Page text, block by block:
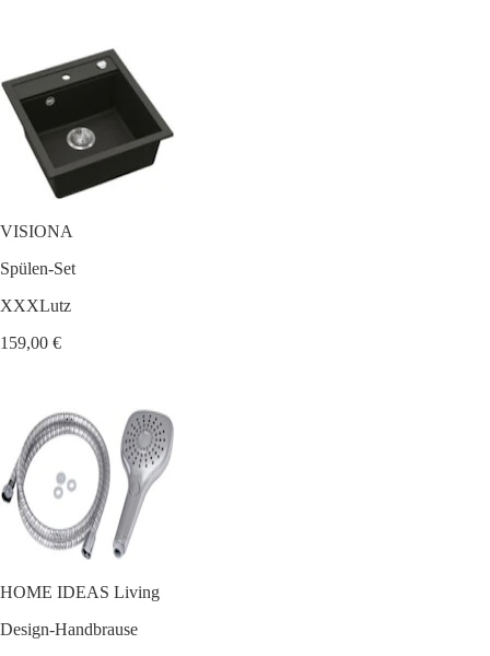
VISIONA
Spülen-Set
XXXLutz
159,00 €
HOME IDEAS Living
Design-Handbrause